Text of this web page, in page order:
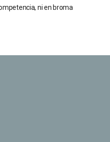
ni en broma